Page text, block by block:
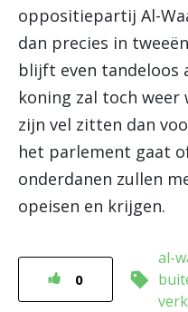
oppositiepartij Al-
dan precies in
blijft even tandeloos
koning zal toch
zijn vel zitten dan
het parlement gaat
onderdanen zullen
opeisen en krijgen.
0
al-